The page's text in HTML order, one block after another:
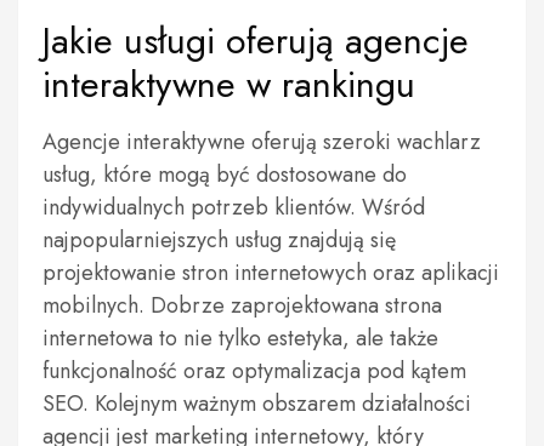
Jakie usługi oferują agencje
interaktywne w rankingu
Agencje interaktywne oferują szeroki wachlarz
usług, które mogą być dostosowane do
indywidualnych potrzeb klientów. Wśród
najpopularniejszych usług znajdują się
projektowanie stron internetowych oraz aplikacji
mobilnych. Dobrze zaprojektowana strona
internetowa to nie tylko estetyka, ale także
funkcjonalność oraz optymalizacja pod kątem
SEO. Kolejnym ważnym obszarem działalności
agencji jest marketing internetowy, który